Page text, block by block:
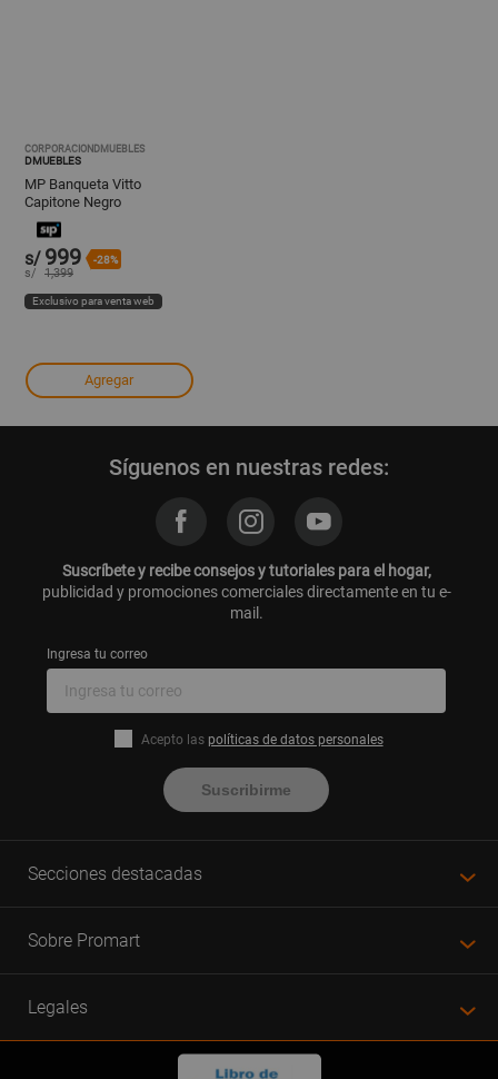
CORPORACIONDMUEBLES
DMUEBLES
MP Banqueta Vitto
Capitone Negro
s/ 999 -28%
s/ 1,399
Exclusivo para venta web
Agregar
Síguenos en nuestras redes:
Suscríbete y recibe consejos y tutoriales para el hogar,
publicidad y promociones comerciales directamente en tu e-
mail.
Ingresa tu correo
Acepto las políticas de datos personales
Suscribirme
Secciones destacadas
Sobre Promart
Legales